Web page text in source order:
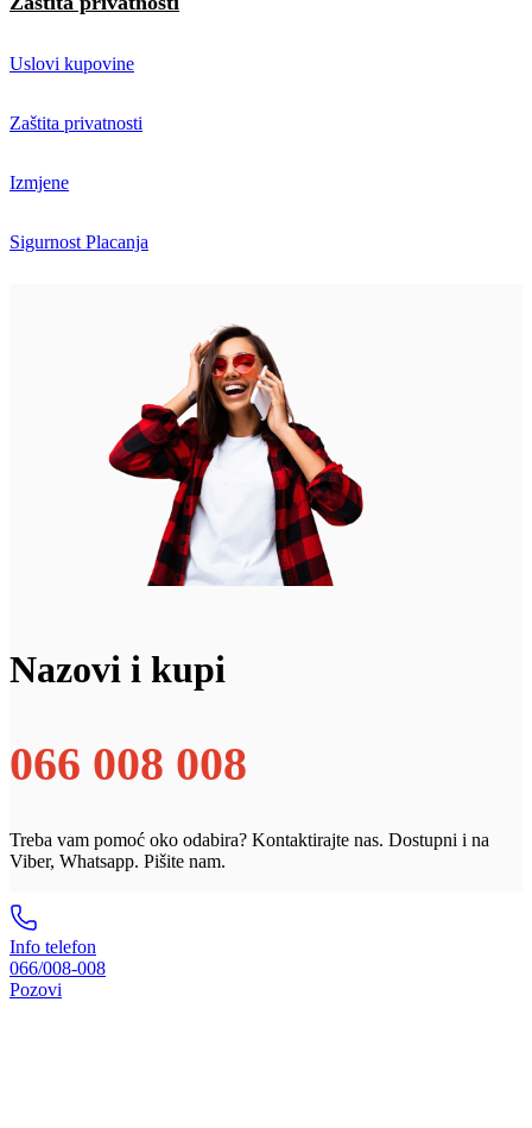
Uslovi kupovine
Zaštita privatnosti
Izmjene
Sigurnost Placanja
Nazovi i kupi
066 008 008
Treba vam pomoć oko odabira? Kontaktirajte nas. Dostupni i na
Viber, Whatsapp. Pišite nam.
Info telefon
066/008-008
Pozovi